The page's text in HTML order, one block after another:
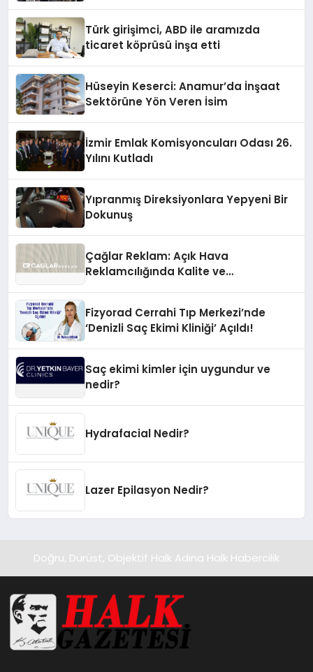
Türk girişimci, ABD ile aramızda
ticaret köprüsü inşa etti
Hüseyin Keserci: Anamur’da İnşaat
Sektörüne Yön Veren İsim
İzmir Emlak Komisyoncuları Odası 26.
Yılını Kutladı
Yıpranmış Direksiyonlara Yepyeni Bir
Dokunuş
Çağlar Reklam: Açık Hava
Reklamcılığında Kalite ve
Fizyorad Cerrahi Tıp Merkezi’nde
‘Denizli Saç Ekimi Kliniği’ Açıldı!
Saç ekimi kimler için uygundur ve
nedir?
Hydrafacial Nedir?
Lazer Epilasyon Nedir?
Doğru, Dürüst, Objektif Halk Adına Halk Habercilik